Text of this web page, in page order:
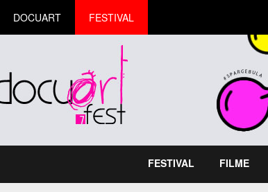
DOCUART FESTIVAL
FESTIVAL FILME